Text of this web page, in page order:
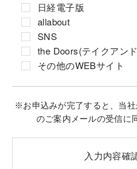
日経電子版
allabout
SNS
the Doors(テイクアン
その他のWEBサイト
※お申込みが完了すると、当
のご案内メールの受信に